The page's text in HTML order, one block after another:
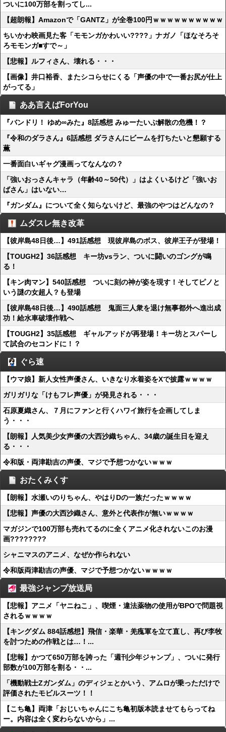
ついに100万部を割ってし...
【超朗報】Amazonで「GANTZ」が全巻100円ｗｗｗｗｗｗｗｗｗｗ
ちいかわ映画見た客「モモンガかわいい????」ナガノ「ほなそろそ
ろモモンガ■すで～」
【悲報】ルフィさん、壊れる・・・
【画像】井口裕香、またシコらせにくる「声優の中で一番お尻が仕上
がってる」
ああ言えばForYou
『バンドリ！ ゆめ∞みた』8話感想 みゅーたいぷ解散の危機！？
『令和のダラさん』6話感想 ダラさんにビームを打ちたいと懇願する
薫
一番面白いギャグ漫画ってなんなの？
「強いおっさんキャラ（年齢40～50代）」はよくいるけど「強いお
ばさん」はいない…
『ガンダム』について全く知らないけど、最強のやつはどんなの？
ムダスレ無き改革
【彼岸島48日後…】491話感想 現彼岸島のボス、彼岸王子が登場！
【TOUGH2】36話感想 キー坊vsラン、ついに闘いのゴングが鳴
る！
【キン肉マン】540話感想 ついに刻の神が姿を現す！そしてピノと
いう謎の女超人？も登場
【彼岸島48日後…】490話感想 鬼面三人衆を退け無事都外へ進出成
功！給水車破壊作戦へ
【TOUGH2】35話感想 ギャルアッドが再登場！キー坊とスパーし
て試合のセコンドに！？
ぐら速
【ウマ娘】新人女性声優さん、いきなり水着姿をXで披露ｗｗｗｗ
ガリガリな「けもフレ声優」が発見される・・・
石原夏織さん、７月にファンと行くハワイ旅行を企画してしま
う・・・
【朗報】人気美少女声優の大西沙織ちゃん、34歳の誕生日を迎え
る・・・
令和版・両津勘吉の声優、マジで予想つかないｗｗｗ
おたくみくす
【朗報】水瀬いのりちゃん、やはりDの一族だったｗｗｗｗ
【悲報】声優の大西沙織さん、意外と代表作が無いｗｗｗｗ
マガジンで100万部も売れてるのに全くアニメ化されないこのお漫
画????????
シャニマスのアニメ、なぜか作られない
令和版両津勘吉の声優、マジで予想つかないｗｗｗｗ
最強ジャンプ放送局
【悲報】アニメ「ヤニねこ」、喫煙・違法薬物の使用がBPOで問題視
されるｗｗｗｗ
【キングダム 884話感想】飛信・楽華・羌瘣軍を立て直し、再び李牧
を討つための作戦とは…！...
【悲報】かつて650万部を誇った「週刊少年ジャンプ」、ついに発行
部数が100万部を割る・・...
「機動戦士Ζガンダム」のディジェとかいう、アムロが乗っただけで
評価されたモビルスーツ！！
【こち亀】両津「おじいちゃんにこち亀初版本読ませてもらってね
ー。内容は全く変わらないから」...